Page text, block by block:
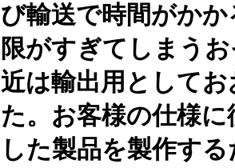
び輸送で時間がか
限がすぎてしまう
近は輸出用として
た。お客様の仕様
した製品を製作す